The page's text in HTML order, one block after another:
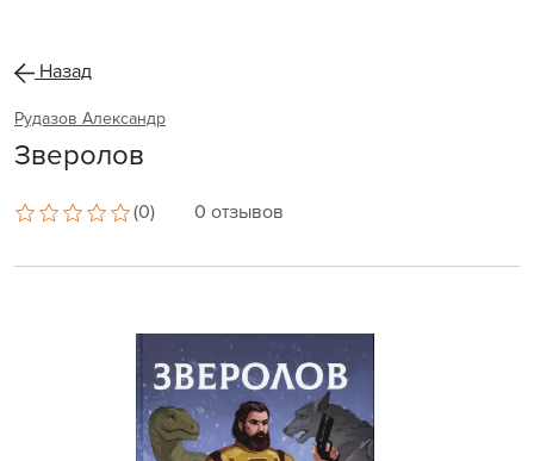
Назад
Рудазов Александр
Зверолов
(0) 0 отзывов